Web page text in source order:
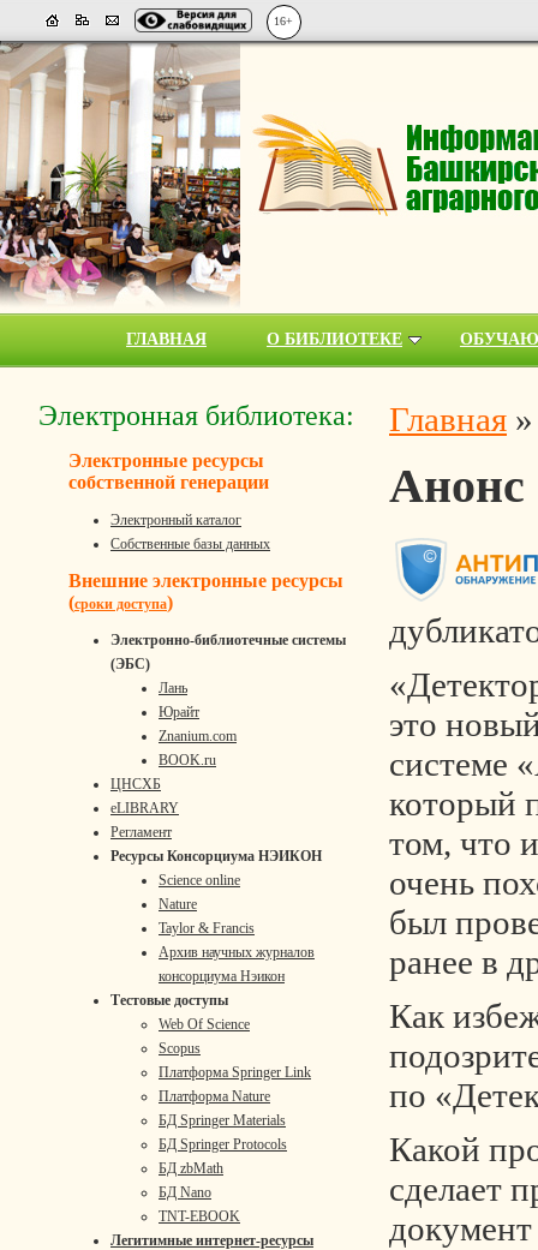
16+
ГЛАВНАЯ О БИБЛИОТЕКЕ
Электронная библиотека:
Электронные ресурсы
собственной генерации
Электронный каталог
Собственные базы данных
Внешние электронные ресурсы
(сроки доступа)
Электронно-библиотечные системы
(ЭБС)
Лань
Юрайт
Znanium.com
BOOK.ru
ЦНСХБ
eLIBRARY
Регламент
Ресурсы Консорциума НЭИКОН
Science online
Nature
Taylor & Francis
Архив научных журналов
консорциума Нэикон
Тестовые доступы
Web Of Science
Scopus
Платформа Springer Link
Платформа Nature
БД Springer Materials
БД Springer Protocols
БД zbMath
БД Nano
TNT-EBOOK
Легитимные интернет-ресурсы
Главная
Анонс
это
системе
который
том, что
очень
был
ранее в
Как
по
Какой
сделает